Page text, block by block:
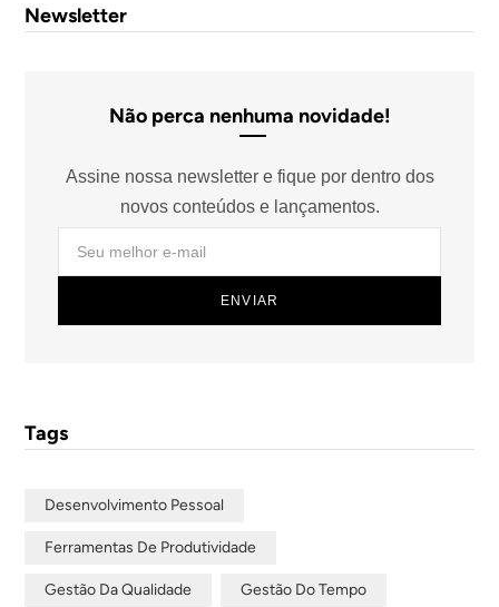
Newsletter
Não perca nenhuma novidade!
Assine nossa newsletter e fique por dentro dos
novos conteúdos e lançamentos.
Tags
Desenvolvimento Pessoal
Ferramentas De Produtividade
Gestão Da Qualidade Gestão Do Tempo